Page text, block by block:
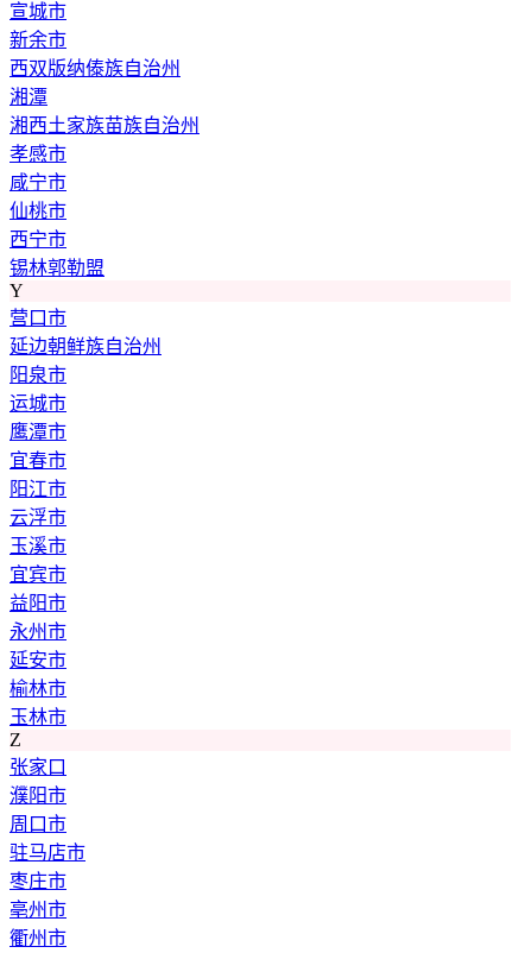
宣城市
新余市
西双版纳傣族自治州
湘潭
湘西土家族苗族自治州
孝感市
咸宁市
仙桃市
西宁市
锡林郭勒盟
Y
营口市
延边朝鲜族自治州
阳泉市
运城市
鹰潭市
宜春市
阳江市
云浮市
玉溪市
宜宾市
益阳市
永州市
延安市
榆林市
玉林市
Z
张家口
濮阳市
周口市
驻马店市
枣庄市
亳州市
衢州市